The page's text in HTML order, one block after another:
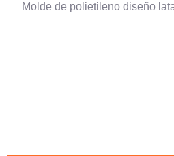
Molde de polietileno diseño